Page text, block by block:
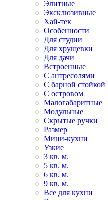
Элитные
Эксклюзивные
Хай-тек
Особенности
Для студии
Для хрущевки
Для дачи
Встроенные
С антресолями
С барной стойкой
С островом
Малогабаритные
Модульные
Скрытые ручки
Размер
Мини-кухни
Узкие
3 кв. м.
5 кв. м.
6 кв. м.
9 кв. м.
Все для кухни